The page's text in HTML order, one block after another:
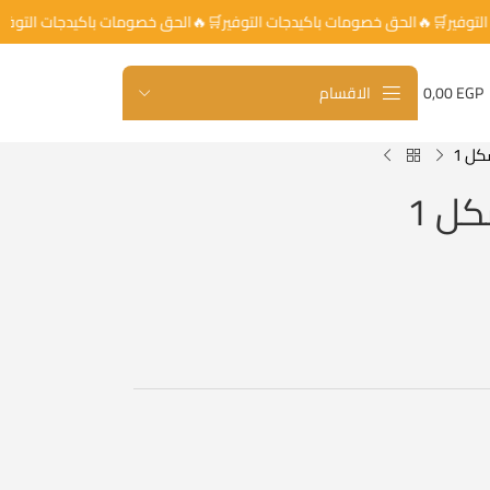
التوفير🛒🔥الحق خصومات باكيدجات التوفير🛒🔥الحق خصومات باكيدجات
0,00EGP الاقسام
1
1